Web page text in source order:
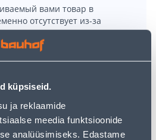
küpsiseid.
ja reklaamide
meedia funktsioonide
analüüsimiseks. Edastame
вами товар в
отсутствует из-за
мы предлагаем отличные
жекатегории товаров
используя нашу мощную
найти еще более приятные